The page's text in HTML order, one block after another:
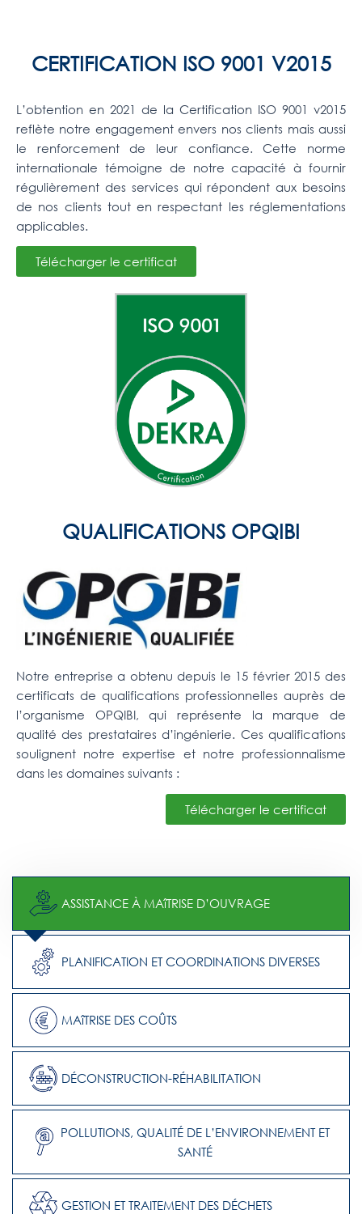
CERTIFICATION ISO 9001 V2015
L’obtention en 2021 de la Certification ISO 9001 v2015
reflète notre engagement envers nos clients mais aussi
le renforcement de leur confiance. Cette norme
internationale témoigne de notre capacité à fournir
régulièrement des services qui répondent aux besoins
de nos clients tout en respectant les réglementations
applicables.
Télécharger le certificat
QUALIFICATIONS OPQIBI
Notre entreprise a obtenu depuis le 15 février 2015 des
certificats de qualifications professionnelles auprès de
l’organisme OPQIBI, qui représente la marque de
qualité des prestataires d’ingénierie. Ces qualifications
soulignent notre expertise et notre professionnalisme
dans les domaines suivants :
Télécharger le certificat
ASSISTANCE À MAîTRISE D’OUVRAGE
PLANIFICATION ET COORDINATIONS DIVERSES
MAîTRISE DES COÛTS
DÉCONSTRUCTION-RÉHABILITATION
POLLUTIONS, QUALITÉ DE L’ENVIRONNEMENT ET
SANTÉ
GESTION ET TRAITEMENT DES DÉCHETS